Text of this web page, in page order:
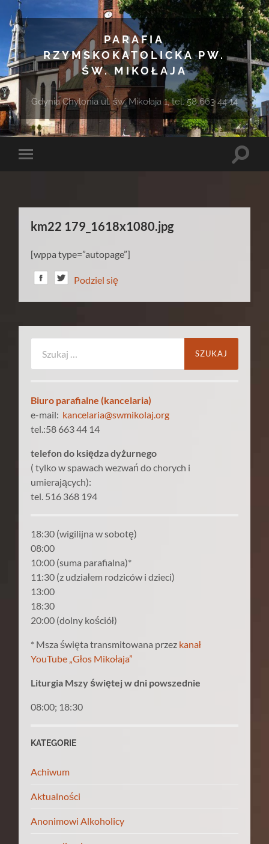
PARAFIA
RZYMSKOKATOLICKA PW.
ŚW. MIKOŁAJA
Gdynia Chylonia ul. św. Mikołaja 1, tel. 58 663 44 14
Toggle
Toggle
km22 179_1618x1080.jpg
[wppa type=”autopage”]
Podziel się
Biuro parafialne (kancelaria)
e-mail: kancelaria@swmikolaj.org
tel.:58 663 44 14
telefon do księdza dyżurnego
( tylko w spawach wezwań do chorych i
umierających):
tel. 516 368 194
18:30 (wigilijna w sobotę)
08:00
10:00 (suma parafialna)*
11:30 (z udziałem rodziców i dzieci)
13:00
18:30
20:00 (dolny kościół)
* Msza święta transmitowana przez kanał
YouTube „Głos Mikołaja”
Liturgia Mszy świętej w dni powszednie
08:00; 18:30
KATEGORIE
Achiwum
Aktualności
Anonimowi Alkoholicy